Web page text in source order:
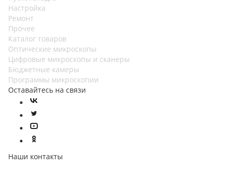
Настройка
Ремонт
Прочее
Каталог товаров
Оптические микроскопы
Цифровые микроскопы и сканеры
Бюджетные камеры
Программы микроскопии
Оставайтесь на связи
Наши контакты